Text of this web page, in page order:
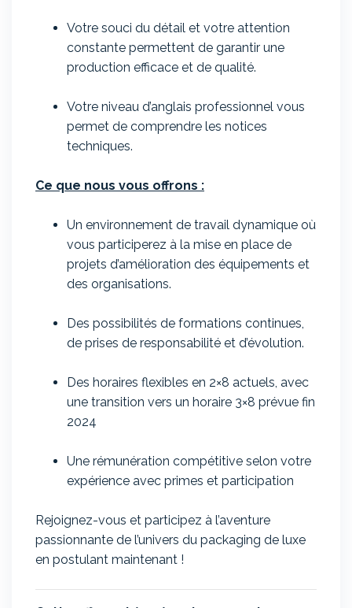
Votre souci du détail et votre attention
constante permettent de garantir une
production efficace et de qualité.
Votre niveau d’anglais professionnel vous
permet de comprendre les notices
techniques.
Ce que nous vous offrons :
Un environnement de travail dynamique où
vous participerez à la mise en place de
projets d’amélioration des équipements et
des organisations.
Des possibilités de formations continues,
de prises de responsabilité et d’évolution.
Des horaires flexibles en 2×8 actuels, avec
une transition vers un horaire 3×8 prévue fin
2024
Une rémunération compétitive selon votre
expérience avec primes et participation
Rejoignez-vous et participez à l’aventure
passionnante de l’univers du packaging de luxe
en postulant maintenant !